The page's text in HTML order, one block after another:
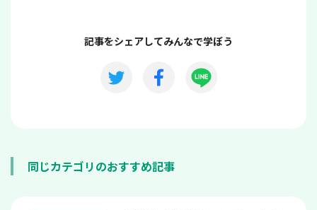
記事をシェアしてみんなで学ぼう
同じカテゴリのおすすめ記事